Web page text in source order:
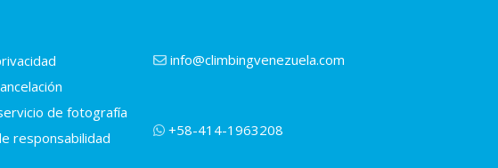
de fotografía
responsabilidad
info@climbingvenezuela.com
+58-414-1963208